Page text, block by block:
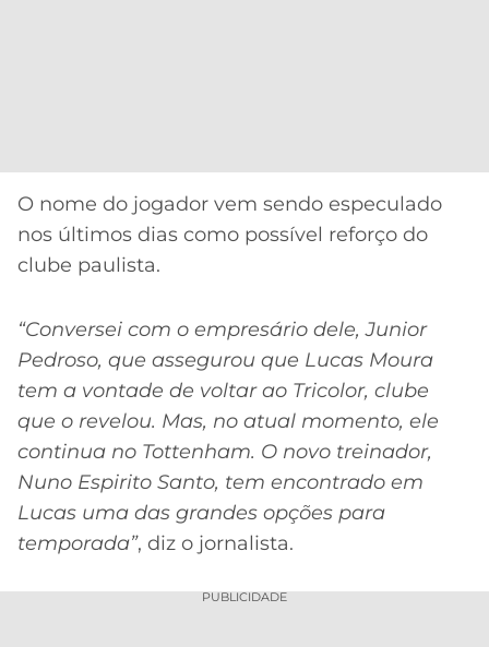
ONLINE
MELHORES
CASSINOS
ONLINE
INTERNACIONAL
ATLÉTICO
MG
CRUZEIRO
DOS
CAMPEÕES
O nome do jogador vem sendo especulado
nos últimos dias como possível reforço do
clube paulista.
“Conversei com o empresário dele, Junior
Pedroso, que assegurou que Lucas Moura
tem a vontade de voltar ao Tricolor, clube
que o revelou. Mas, no atual momento, ele
continua no Tottenham. O novo treinador,
Nuno Espirito Santo, tem encontrado em
Lucas uma das grandes opções para
temporada”, diz o jornalista.
PUBLICIDADE